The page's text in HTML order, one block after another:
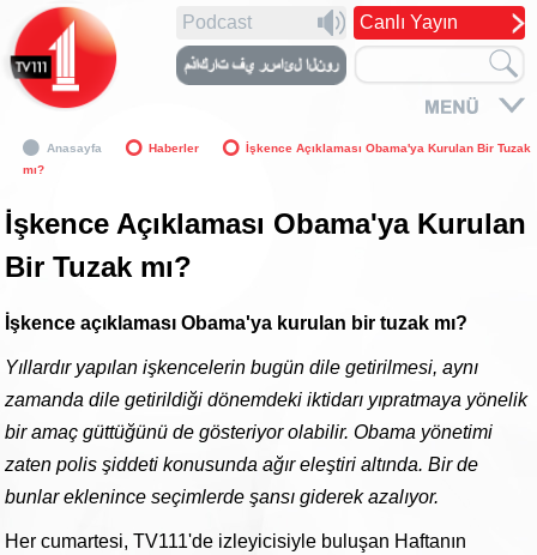
Canlı Yayın
Podcast
Anasayfa Haberler
İşkence Açıklaması Obama'ya Kurulan Bir Tuzak
mı?
İşkence Açıklaması Obama'ya Kurulan
Bir Tuzak mı?
İşkence açıklaması Obama'ya kurulan bir tuzak mı?
Yıllardır yapılan işkencelerin bugün dile getirilmesi, aynı
zamanda dile getirildiği dönemdeki iktidarı yıpratmaya yönelik
bir amaç güttüğünü de gösteriyor olabilir. Obama yönetimi
zaten polis şiddeti konusunda ağır eleştiri altında. Bir de
bunlar eklenince seçimlerde şansı giderek azalıyor.
Her cumartesi, TV111'de izleyicisiyle buluşan Haftanın